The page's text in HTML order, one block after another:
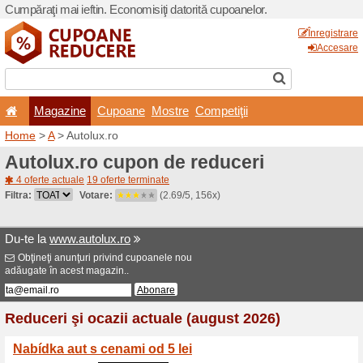
Cumpăraţi mai ieftin.
Magazine
Home>A> Autolux.ro